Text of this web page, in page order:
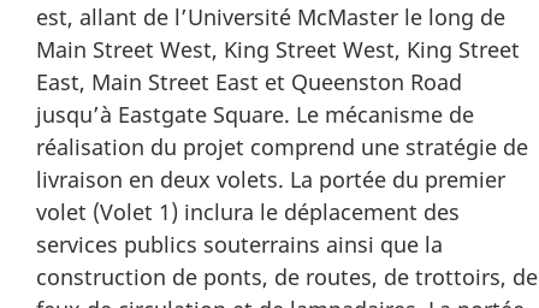
est, allant de l’Université McMaster le long de
Main Street West, King Street West, King Street
East, Main Street East et Queenston Road
jusqu’à Eastgate Square. Le mécanisme de
réalisation du projet comprend une stratégie de
livraison en deux volets. La portée du premier
volet (Volet 1) inclura le déplacement des
services publics souterrains ainsi que la
construction de ponts, de routes, de trottoirs, de